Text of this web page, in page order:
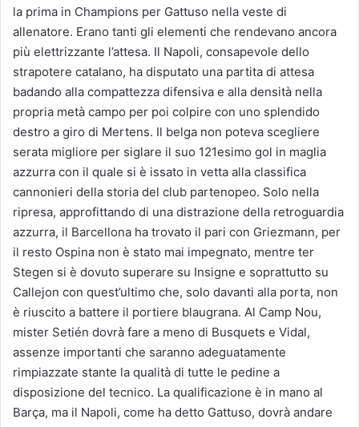
la prima in Champions per Gattuso nella veste di
allenatore. Erano tanti gli elementi che rendevano ancora
più elettrizzante l’attesa. Il Napoli, consapevole dello
strapotere catalano, ha disputato una partita di attesa
badando alla compattezza difensiva e alla densità nella
propria metà campo per poi colpire con uno splendido
destro a giro di Mertens. Il belga non poteva scegliere
serata migliore per siglare il suo 121esimo gol in maglia
azzurra con il quale si è issato in vetta alla classifica
cannonieri della storia del club partenopeo. Solo nella
ripresa, approfittando di una distrazione della retroguardia
azzurra, il Barcellona ha trovato il pari con Griezmann, per
il resto Ospina non è stato mai impegnato, mentre ter
Stegen si è dovuto superare su Insigne e soprattutto su
Callejon con quest’ultimo che, solo davanti alla porta, non
è riuscito a battere il portiere blaugrana. Al Camp Nou,
mister Setién dovrà fare a meno di Busquets e Vidal,
assenze importanti che saranno adeguatamente
rimpiazzate stante la qualità di tutte le pedine a
disposizione del tecnico. La qualificazione è in mano al
Barça, ma il Napoli, come ha detto Gattuso, dovrà andare